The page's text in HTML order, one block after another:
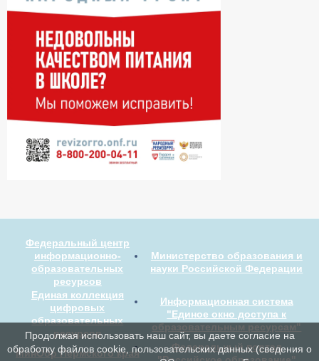
Федеральный центр
информационно-
образовательных
ресурсов
Министерство образования и
науки Российской Федерации
Единая коллекция
цифровых
образовательных
ресурсов
Информационная система
"Единое окно доступа к
образовательным ресурсам"
МинОбр Пермского края
Федеральный портал
Продолжая использовать наш сайт, вы даете согласие на
обработку файлов cookie, пользовательских данных (сведения о